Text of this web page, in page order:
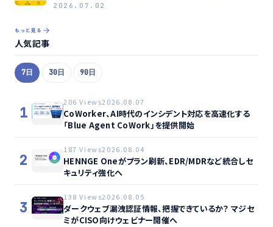
2026.07.02
もっと見る
人気記事
7日 30日 90日
1
206 Views2026.08.07
CoWorker、AI時代のインシデント対応を高速化する
「Blue Agent CoWork」を提供開始
2
187 Views2026.08.04
HENNGE Oneがプラン刷新、EDR/MDRなど統合しセ
キュリティ強化へ
3
138 Views2026.08.05
ダークウェブ漏洩認証情報、把握できているか？ マジセ
ミがCISO向けウェビナー開催へ